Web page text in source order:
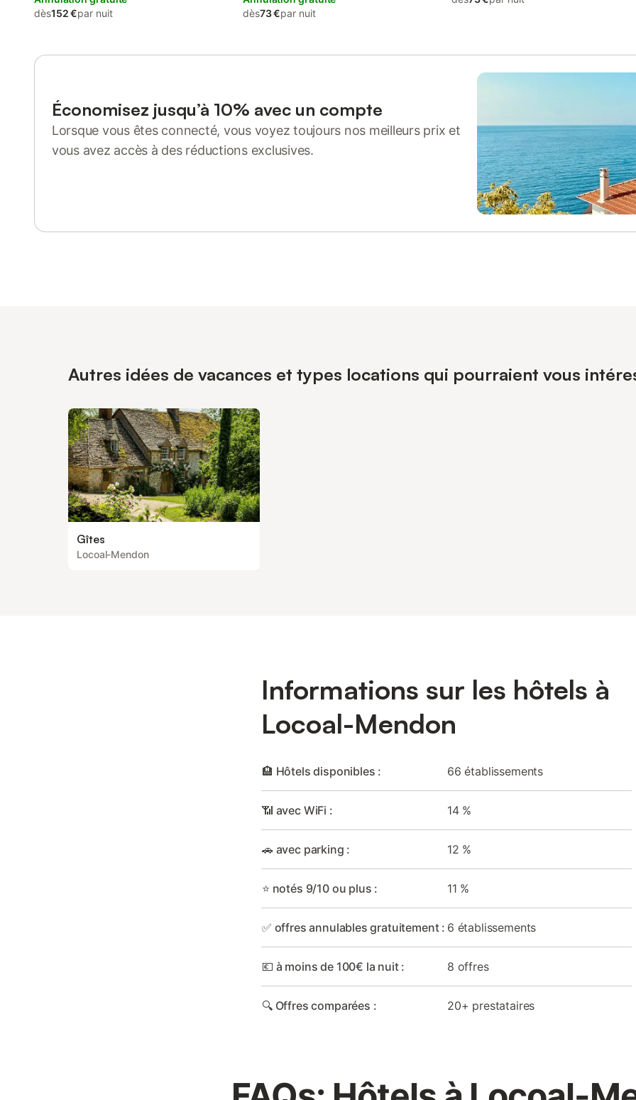
dès152 €par nuit
dès73 €par nuit
Économisez jusqu’à 10% avec un compte
Lorsque vous êtes connecté, vous voyez toujours nos meilleurs prix et
vous avez accès à des réductions exclusives.
Autres idées de vacances et types locations qui pourraient vous
Gîtes
Locoal-Mendon
Informations sur les hôtels à
Locoal-Mendon
🏨 Hôtels disponibles : 66 établissements
📶 avec WiFi : 14 %
🚗 avec parking : 12 %
⭐ notés 9/10 ou plus : 11 %
✅ offres annulables gratuitement : 6 établissements
💶 à moins de 100€ la nuit : 8 offres
🔍 Offres comparées : 20+ prestataires